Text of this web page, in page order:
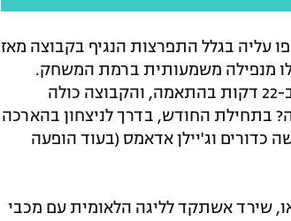
אחרי 13 ימי השבתה, שנכפו עליה בגלל התפרצות הנגיף בקבוצה מאז
מנפילה משמעותית ברמת המשחק.
קייזר גייטס ואדם אריאל נתקעו על אפס נקודות ב-26 וב-22 דקות בהתאמה, והקבוצה כולה
בתחילת החודש, בדרך לניצחון בהארכה
איבד שישה כדורים וג'יילן אדאמס (בעוד הופעה
שירד אשתקד לליגה הלאומית עם מכבי